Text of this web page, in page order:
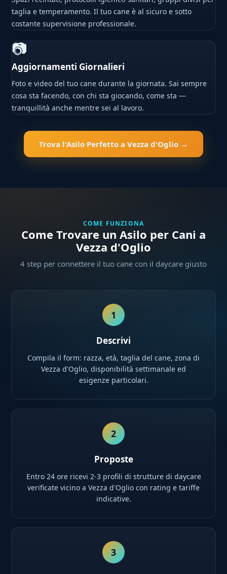
taglia e temperamento. Il tuo cane è al sicuro e sotto
costante supervisione professionale.
📷
Aggiornamenti Giornalieri
Foto e video del tuo cane durante la giornata. Sai sempre
cosa sta facendo, con chi sta giocando, come sta —
tranquillità anche mentre sei al lavoro.
Trova l'Asilo Perfetto a Vezza d'Oglio →
COME FUNZIONA
Come Trovare un Asilo per Cani a
Vezza d'Oglio
4 step per connettere il tuo cane con il daycare giusto
1
Descrivi
Compila il form: razza, età, taglia del cane, zona di
Vezza d'Oglio, disponibilità settimanale ed
esigenze particolari.
2
Proposte
Entro 24 ore ricevi 2-3 profili di strutture di daycare
verificate vicino a Vezza d'Oglio con rating e tariffe
indicative.
3